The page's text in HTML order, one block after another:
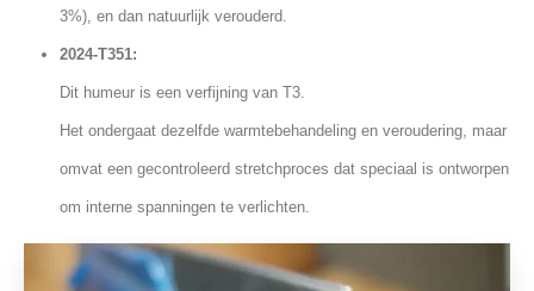
3%), en dan natuurlijk verouderd.
2024-T351:
Dit humeur is een verfijning van T3.
Het ondergaat dezelfde warmtebehandeling en veroudering, maar
omvat een gecontroleerd stretchproces dat speciaal is ontworpen
om interne spanningen te verlichten.